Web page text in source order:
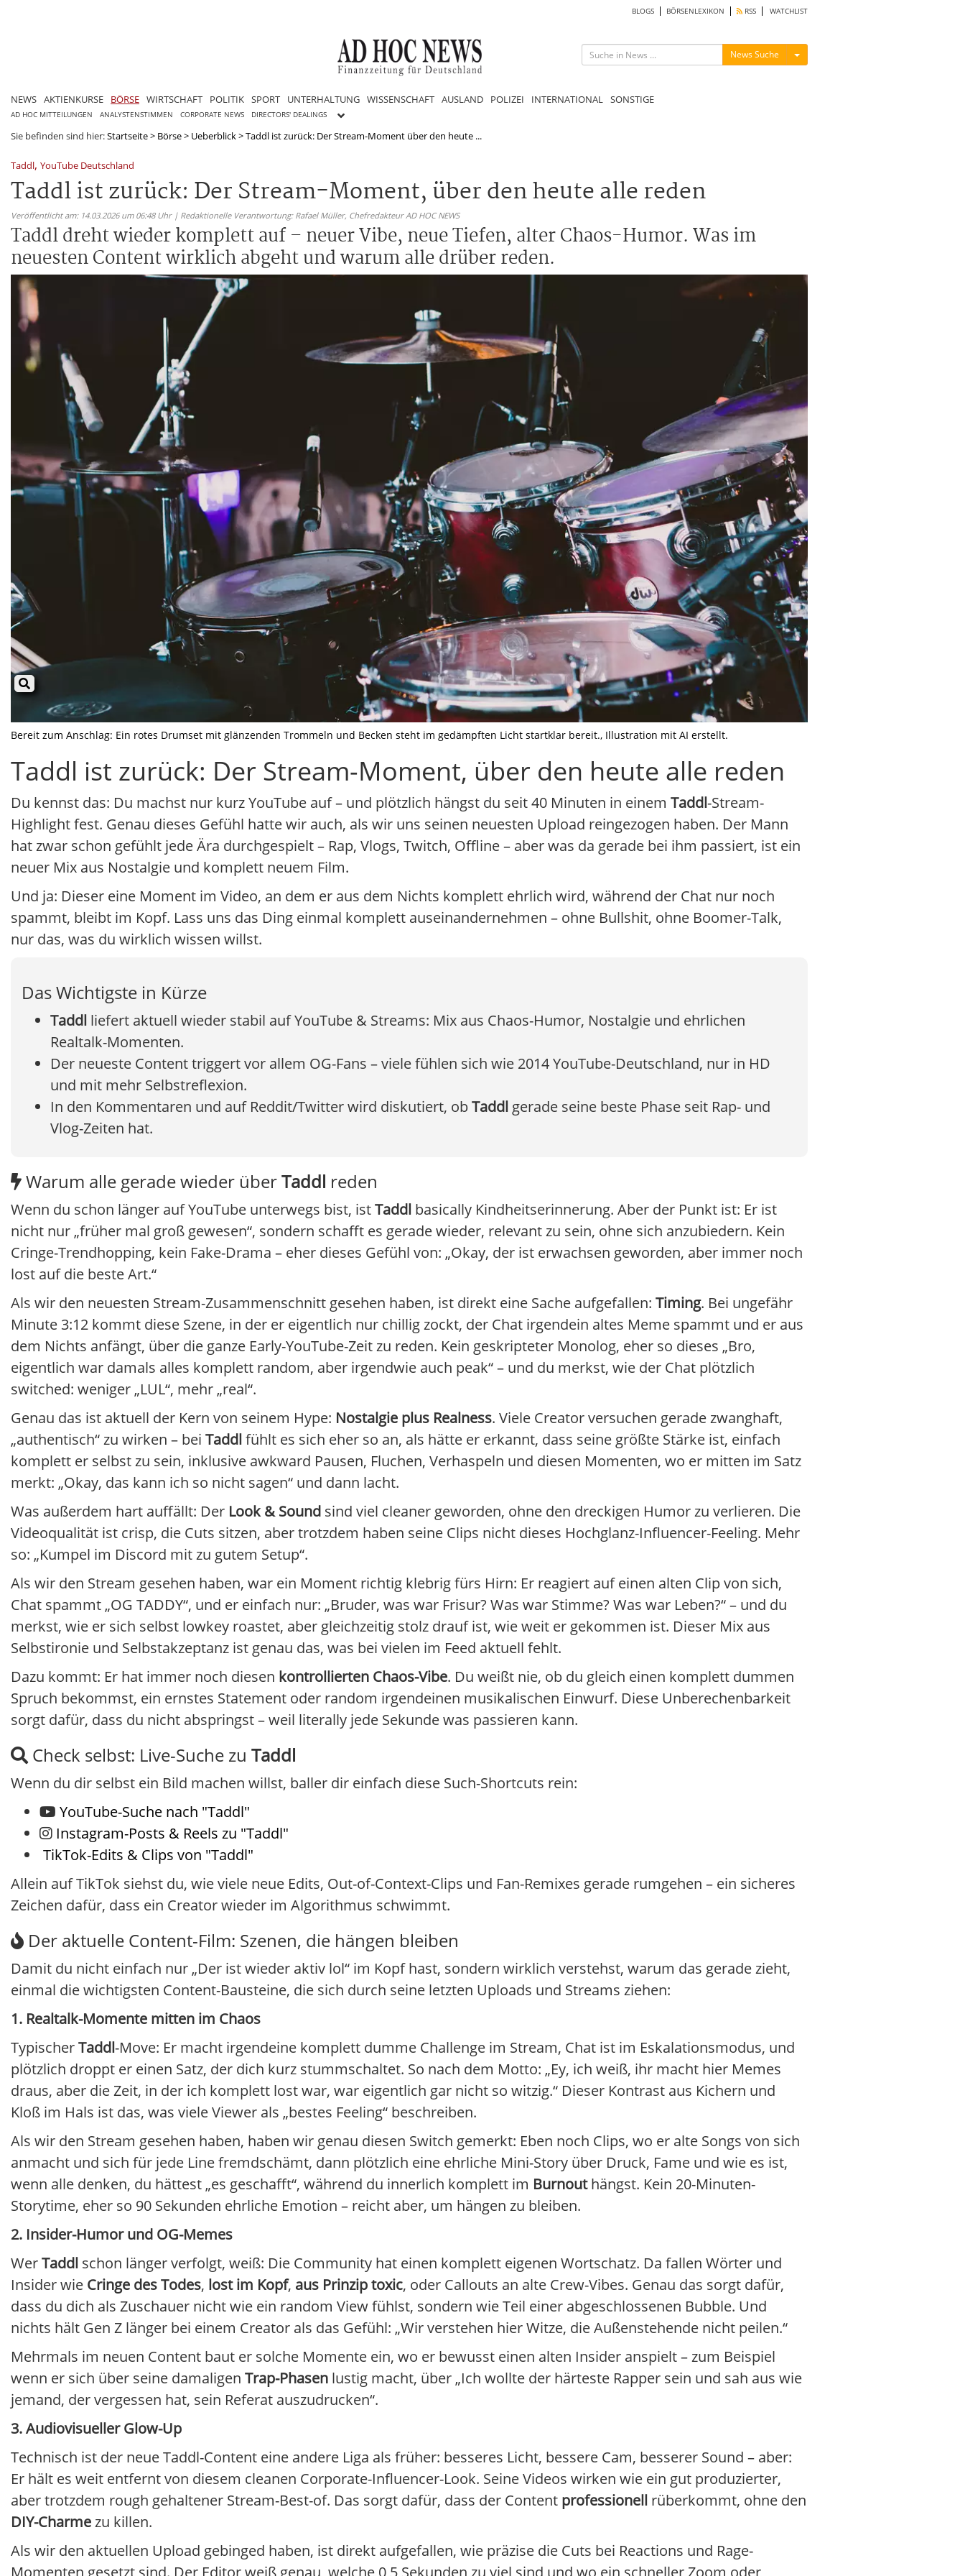
BLOGS BÖRSENLEXIKON RSS WATCHLIST
News Suche Menü ein-/ausblenden
NEWS AKTIENKURSE BÖRSE WIRTSCHAFT POLITIK SPORT UNTERHALTUNG WISSENSCHAFT AUSLAND POLIZEI INTERNATIONAL SONSTIGE
AD HOC MITTEILUNGEN ANALYSTENSTIMMEN CORPORATE NEWS DIRECTORS' DEALINGS
Sie befinden sind hier:Startseite> Börse> Ueberblick>Taddl ist zurück: Der Stream-Moment über den heute ...
Taddl, YouTube Deutschland
Taddl ist zurück: Der Stream-Moment, über den heute alle reden
Veröffentlicht am: 14.03.2026 um 06:48 Uhr | Redaktionelle Verantwortung: Rafael Müller, Chefredakteur AD HOC NEWS
Taddl dreht wieder komplett auf – neuer Vibe, neue Tiefen, alter Chaos-Humor. Was im
neuesten Content wirklich abgeht und warum alle drüber reden.
Bereit zum Anschlag: Ein rotes Drumset mit glänzenden Trommeln und Becken steht im gedämpften Licht startklar bereit., Illustration mit AI erstellt.
Taddl ist zurück: Der Stream-Moment, über den heute alle reden
Du kennst das: Du machst nur kurz YouTube auf – und plötzlich hängst du seit 40 Minuten in einem Taddl-Stream-
Highlight fest. Genau dieses Gefühl hatte wir auch, als wir uns seinen neuesten Upload reingezogen haben. Der Mann
hat zwar schon gefühlt jede Ära durchgespielt – Rap, Vlogs, Twitch, Offline – aber was da gerade bei ihm passiert, ist ein
neuer Mix aus Nostalgie und komplett neuem Film.
Und ja: Dieser eine Moment im Video, an dem er aus dem Nichts komplett ehrlich wird, während der Chat nur noch
spammt, bleibt im Kopf. Lass uns das Ding einmal komplett auseinandernehmen – ohne Bullshit, ohne Boomer-Talk,
nur das, was du wirklich wissen willst.
Das Wichtigste in Kürze
Taddl liefert aktuell wieder stabil auf YouTube & Streams: Mix aus Chaos-Humor, Nostalgie und ehrlichen
Realtalk-Momenten.
Der neueste Content triggert vor allem OG-Fans – viele fühlen sich wie 2014 YouTube-Deutschland, nur in HD
und mit mehr Selbstreflexion.
In den Kommentaren und auf Reddit/Twitter wird diskutiert, obTaddlgerade seine beste Phase seit Rap- und
Vlog-Zeiten hat.
Warum alle gerade wieder überTaddl reden
Wenn du schon länger auf YouTube unterwegs bist, istTaddl basically Kindheitserinnerung. Aber der Punkt ist: Er ist
nicht nur „früher mal groß gewesen“, sondern schafft es gerade wieder, relevant zu sein, ohne sich anzubiedern. Kein
Cringe-Trendhopping, kein Fake-Drama – eher dieses Gefühl von: „Okay, der ist erwachsen geworden, aber immer noch
lost auf die beste Art.“
Als wir den neuesten Stream-Zusammenschnitt gesehen haben, ist direkt eine Sache aufgefallen: Timing. Bei ungefähr
Minute 3:12 kommt diese Szene, in der er eigentlich nur chillig zockt, der Chat irgendein altes Meme spammt und er aus
dem Nichts anfängt, über die ganze Early-YouTube-Zeit zu reden. Kein geskripteter Monolog, eher so dieses „Bro,
eigentlich war damals alles komplett random, aber irgendwie auch peak“ – und du merkst, wie der Chat plötzlich
switched: weniger „LUL“, mehr „real“.
Genau das ist aktuell der Kern von seinem Hype: Nostalgie plus Realness. Viele Creator versuchen gerade zwanghaft,
„authentisch“ zu wirken – bei Taddlfühlt es sich eher so an, als hätte er erkannt, dass seine größte Stärke ist, einfach
komplett er selbst zu sein, inklusive awkward Pausen, Fluchen, Verhaspeln und diesen Momenten, wo er mitten im Satz
merkt: „Okay, das kann ich so nicht sagen“ und dann lacht.
Was außerdem hart auffällt: Der Look & Sound sind viel cleaner geworden, ohne den dreckigen Humor zu verlieren. Die
Videoqualität ist crisp, die Cuts sitzen, aber trotzdem haben seine Clips nicht dieses Hochglanz-Influencer-Feeling. Mehr
so: „Kumpel im Discord mit zu gutem Setup“.
Als wir den Stream gesehen haben, war ein Moment richtig klebrig fürs Hirn: Er reagiert auf einen alten Clip von sich,
Chat spammt „OG TADDY“, und er einfach nur: „Bruder, was war Frisur? Was war Stimme? Was war Leben?“ – und du
merkst, wie er sich selbst lowkey roastet, aber gleichzeitig stolz drauf ist, wie weit er gekommen ist. Dieser Mix aus
Selbstironie und Selbstakzeptanz ist genau das, was bei vielen im Feed aktuell fehlt.
Dazu kommt: Er hat immer noch diesen kontrollierten Chaos-Vibe. Du weißt nie, ob du gleich einen komplett dummen
Spruch bekommst, ein ernstes Statement oder random irgendeinen musikalischen Einwurf. Diese Unberechenbarkeit
sorgt dafür, dass du nicht abspringst – weil literally jede Sekunde was passieren kann.
Check selbst: Live-Suche zu Taddl
Wenn du dir selbst ein Bild machen willst, baller dir einfach diese Such-Shortcuts rein:
YouTube-Suche nach "Taddl"
Instagram-Posts & Reels zu "Taddl"
TikTok-Edits & Clips von "Taddl"
Allein auf TikTok siehst du, wie viele neue Edits, Out-of-Context-Clips und Fan-Remixes gerade rumgehen – ein sicheres
Zeichen dafür, dass ein Creator wieder im Algorithmus schwimmt.
Der aktuelle Content-Film: Szenen, die hängen bleiben
Damit du nicht einfach nur „Der ist wieder aktiv lol“ im Kopf hast, sondern wirklich verstehst, warum das gerade zieht,
einmal die wichtigsten Content-Bausteine, die sich durch seine letzten Uploads und Streams ziehen:
1. Realtalk-Momente mitten im Chaos
TypischerTaddl-Move: Er macht irgendeine komplett dumme Challenge im Stream, Chat ist im Eskalationsmodus, und
plötzlich droppt er einen Satz, der dich kurz stummschaltet. So nach dem Motto: „Ey, ich weiß, ihr macht hier Memes
draus, aber die Zeit, in der ich komplett lost war, war eigentlich gar nicht so witzig.“ Dieser Kontrast aus Kichern und
Kloß im Hals ist das, was viele Viewer als „bestes Feeling“ beschreiben.
Als wir den Stream gesehen haben, haben wir genau diesen Switch gemerkt: Eben noch Clips, wo er alte Songs von sich
anmacht und sich für jede Line fremdschämt, dann plötzlich eine ehrliche Mini-Story über Druck, Fame und wie es ist,
wenn alle denken, du hättest „es geschafft“, während du innerlich komplett im Burnouthängst. Kein 20-Minuten-
Storytime, eher so 90 Sekunden ehrliche Emotion – reicht aber, um hängen zu bleiben.
2. Insider-Humor und OG-Memes
WerTaddl schon länger verfolgt, weiß: Die Community hat einen komplett eigenen Wortschatz. Da fallen Wörter und
Insider wie Cringe des Todes, lost im Kopf, aus Prinzip toxic, oder Callouts an alte Crew-Vibes. Genau das sorgt dafür,
dass du dich als Zuschauer nicht wie ein random View fühlst, sondern wie Teil einer abgeschlossenen Bubble. Und
nichts hält Gen Z länger bei einem Creator als das Gefühl: „Wir verstehen hier Witze, die Außenstehende nicht peilen.“
Mehrmals im neuen Content baut er solche Momente ein, wo er bewusst einen alten Insider anspielt – zum Beispiel
wenn er sich über seine damaligen Trap-Phasen lustig macht, über „Ich wollte der härteste Rapper sein und sah aus wie
jemand, der vergessen hat, sein Referat auszudrucken“.
3. Audiovisueller Glow-Up
Technisch ist der neue Taddl-Content eine andere Liga als früher: besseres Licht, bessere Cam, besserer Sound – aber:
Er hält es weit entfernt von diesem cleanen Corporate-Influencer-Look. Seine Videos wirken wie ein gut produzierter,
aber trotzdem rough gehaltener Stream-Best-of. Das sorgt dafür, dass der Content professionell rüberkommt, ohne den
DIY-Charmezu killen.
Als wir den aktuellen Upload gebinged haben, ist direkt aufgefallen, wie präzise die Cuts bei Reactions und Rage-